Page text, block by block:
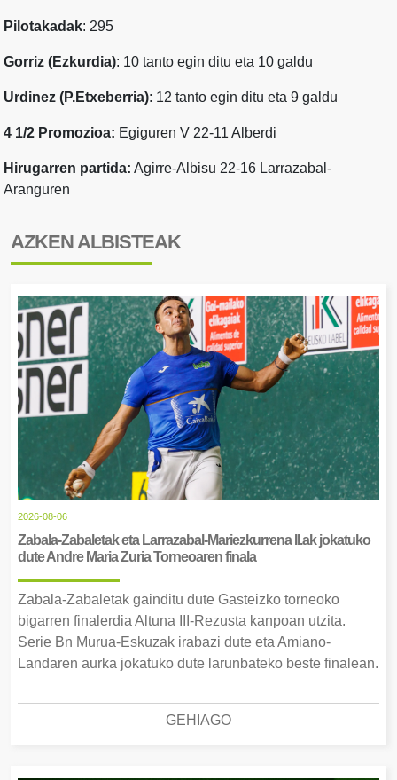
Pilotakadak: 295
Gorriz (Ezkurdia): 10 tanto egin ditu eta 10 galdu
Urdinez (P.Etxeberria): 12 tanto egin ditu eta 9 galdu
4 1/2 Promozioa: Egiguren V 22-11 Alberdi
Hirugarren partida: Agirre-Albisu 22-16 Larrazabal-
Aranguren
AZKEN ALBISTEAK
2026-08-06
Zabala-Zabaletak eta Larrazabal-Mariezkurrena II.ak jokatuko
dute Andre Maria Zuria Torneoaren finala
Zabala-Zabaletak gainditu dute Gasteizko torneoko
bigarren finalerdia Altuna III-Rezusta kanpoan utzita.
Serie Bn Murua-Eskuzak irabazi dute eta Amiano-
Landaren aurka jokatuko dute larunbateko beste finalean.
GEHIAGO